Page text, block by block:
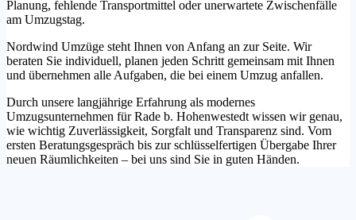
Planung, fehlende Transportmittel oder unerwartete Zwischenfälle
am Umzugstag.
Nordwind Umzüge steht Ihnen von Anfang an zur Seite. Wir
beraten Sie individuell, planen jeden Schritt gemeinsam mit Ihnen
und übernehmen alle Aufgaben, die bei einem Umzug anfallen.
Durch unsere langjährige Erfahrung als modernes
Umzugsunternehmen für Rade b. Hohenwestedt wissen wir genau,
wie wichtig Zuverlässigkeit, Sorgfalt und Transparenz sind. Vom
ersten Beratungsgespräch bis zur schlüsselfertigen Übergabe Ihrer
neuen Räumlichkeiten – bei uns sind Sie in guten Händen.